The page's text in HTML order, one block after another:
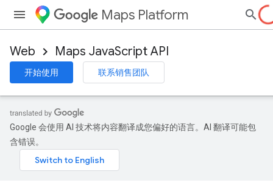
Maps Platform
Web Maps JavaScript API
开始使用 联系销售团队
Google 会使用 AI 技术将内容翻译成您偏好的语言。AI 翻译可能包
含错误。